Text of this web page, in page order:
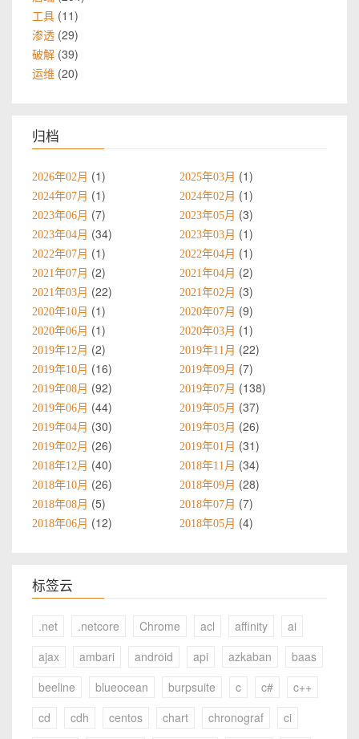
工具 11
渗透 29
破解 39
运维 20
归档
2026年02月 1 2025年03月 1
2024年07月 1 2024年02月 1
2023年06月 7 2023年05月 3
2023年04月 34 2023年03月 1
2022年07月 1 2022年04月 1
2021年07月 2 2021年04月 2
2021年03月 22 2021年02月 3
2020年10月 1 2020年07月 9
2020年06月 1 2020年03月 1
2019年12月 2 2019年11月 22
2019年10月 16 2019年09月 7
2019年08月 92 2019年07月 138
2019年06月 44 2019年05月 37
2019年04月 30 2019年03月 26
2019年02月 26 2019年01月 31
2018年12月 40 2018年11月 34
2018年10月 26 2018年09月 28
2018年08月 5 2018年07月 7
2018年06月 12 2018年05月 4
标签云
.net .netcore Chrome acl affinity
ai
ajax
ambari android api azkaban
baas
beeline
blueocean burpsuite c c#
c++
cd
cdh centos chart chronograf
ci